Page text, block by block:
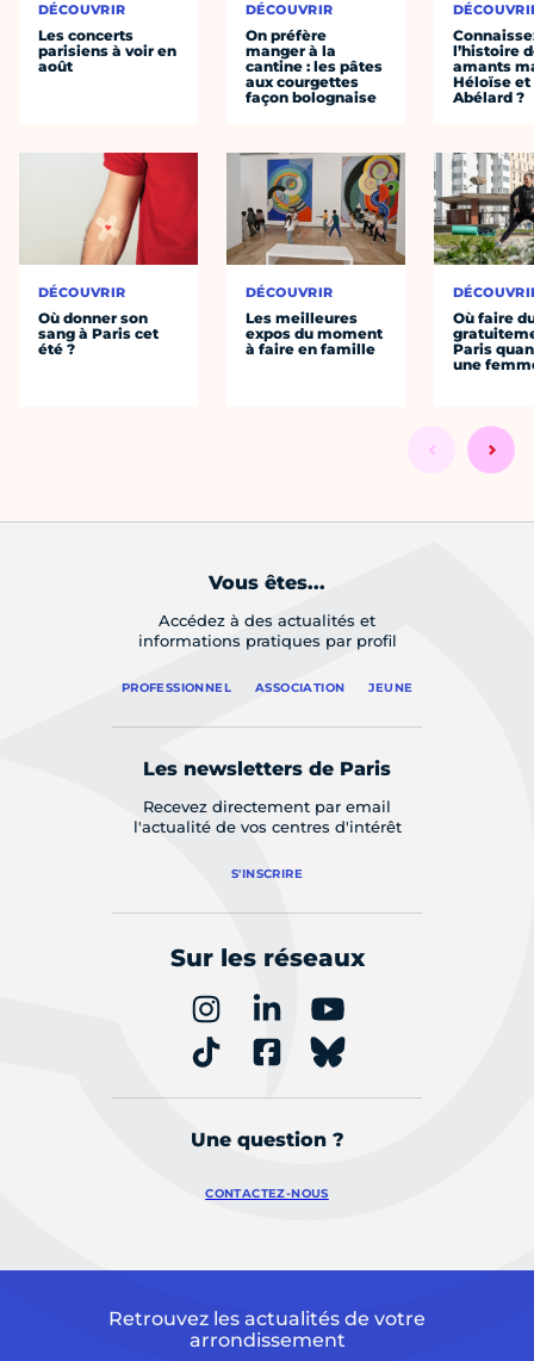
DÉCOUVRIR
Les concerts
parisiens à voir en
août
DÉCOUVRIR
Où donner son
sang à Paris cet
été ?
DÉCOUVRIR
On préfère
manger à la
cantine : les pâtes
aux courgettes
façon bolognaise
DÉCOUVRIR
Les meilleures
expos du moment
à faire en famille
l’histoire
amants
Héloïse et
Abélard ?
Où faire
Paris
une
Vous êtes...
Accédez à des actualités et
informations pratiques par profil
PROFESSIONNEL ASSOCIATION JEUNE
Les newsletters de Paris
Recevez directement par email
l'actualité de vos centres d'intérêt
S'INSCRIRE
Sur les réseaux
Une question ?
CONTACTEZ-NOUS
Retrouvez les actualités de votre
arrondissement